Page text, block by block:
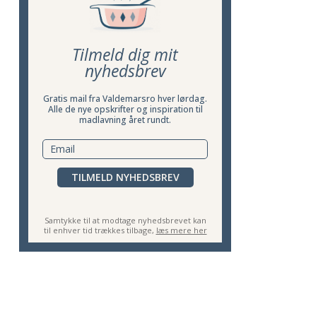
Tilmeld dig mit
nyhedsbrev
Gratis mail fra Valdemarsro hver lørdag.
Alle de nye opskrifter og inspiration til
madlavning året rundt.
TILMELD NYHEDSBREV
Samtykke til at modtage nyhedsbrevet kan
til enhver tid trækkes tilbage, læs mere her